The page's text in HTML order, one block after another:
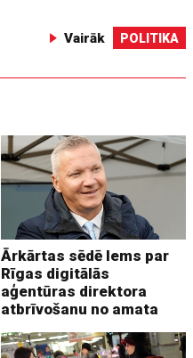
Vairāk POLITIKA
Ārkārtas sēdē lems par
Rīgas digitālās
aģentūras direktora
atbrīvošanu no amata